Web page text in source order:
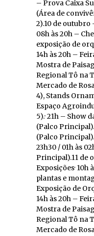
– Prova Caixa
(Área de
2).10 de outubro
08h às 20h –
exposição de
14h às 20h –
Mostra de
Regional Tô na
Mercado de
4), Stands
Espaço
5).· 21h – Show da banda Medida Provisória
(Palco Principal).· 23h30 – Show Jota
(Palco Principal).· 19h às 21h / 22h30
23h30 / 01h às
Principal).11 de
Exposições· 10h às 12h – Julgamento das
plantas e
Exposição de
14h às 20h –
Mostra de
Regional Tô na
Mercado de